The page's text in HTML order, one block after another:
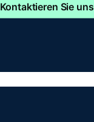
Kontaktieren Sie uns